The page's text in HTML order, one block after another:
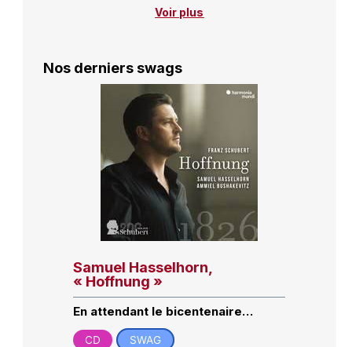
Voir plus
Nos derniers swags
Samuel Hasselhorn,
« Hoffnung »
En attendant le bicentenaire…
CD SWAG